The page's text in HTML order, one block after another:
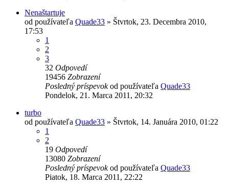
Nenaštartuje
od používateľa Quade33 » Štvrtok, 23. Decembra 2010,
17:53
1
2
3
32 Odpovedí
19456 Zobrazení
Posledný príspevokod používateľa Quade33
Pondelok, 21. Marca 2011, 20:32
turbo
od používateľa Quade33 » Štvrtok, 14. Januára 2010, 01:22
1
2
19 Odpovedí
13080 Zobrazení
Posledný príspevokod používateľa Quade33
Piatok, 18. Marca 2011, 22:22